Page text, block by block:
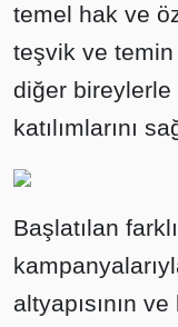
temel hak ve
teşvik ve
diğer
katılımlarını
Başlatılan
altyapısının